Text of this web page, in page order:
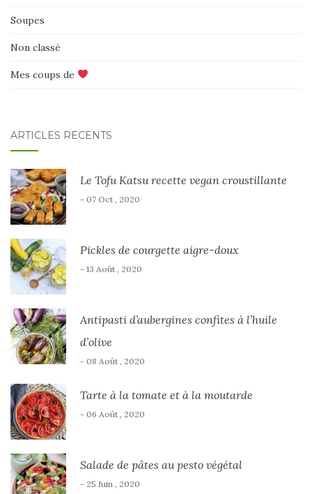
Soupes
Non classé
Mes coups de
ARTICLES RÉCENTS
Le Tofu Katsu recette vegan croustillante
- 07 Oct , 2020
Pickles de courgette aigre-doux
- 13 Août , 2020
Antipasti d’aubergines confites à l’huile
d’olive
- 08 Août , 2020
Tarte à la tomate et à la moutarde
- 06 Août , 2020
Salade de pâtes au pesto végétal
- 25 Juin , 2020